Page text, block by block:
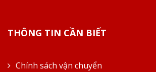
THÔNG TIN CẦN BIẾT
Chính sách vận chuyển